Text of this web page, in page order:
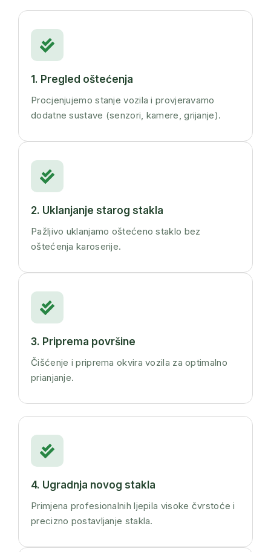
1. Pregled oštećenja
Procjenjujemo stanje vozila i provjeravamo
dodatne sustave (senzori, kamere, grijanje).
2. Uklanjanje starog stakla
Pažljivo uklanjamo oštećeno staklo bez
oštećenja karoserije.
3. Priprema površine
Čišćenje i priprema okvira vozila za optimalno
prianjanje.
4. Ugradnja novog stakla
Primjena profesionalnih ljepila visoke čvrstoće i
precizno postavljanje stakla.